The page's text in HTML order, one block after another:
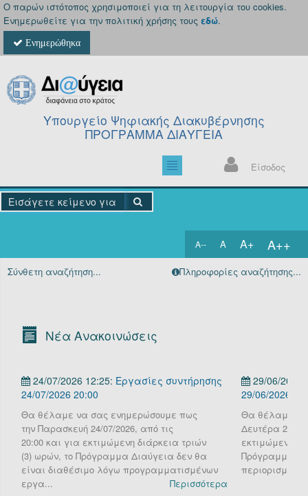
Ο παρών ιστότοπος χρησιμοποιεί για τη λειτουργία του cookies.
Ενημερωθείτε για την πολιτική χρήσης τους εδώ.
Ενημερώθηκα
Υπουργείο Ψηφιακής Διακυβέρνησης
ΠΡΟΓΡΑΜΜΑ ΔΙΑΥΓΕΙΑ
Είσοδος
A-- A A+ A++
Αρχική
Επικοινωνία/Υποστήριξη
Είσοδος
Σύνθετη αναζήτηση... Πληροφορίες αναζήτησης...
Νέα Ανακοινώσεις
24/07/2026 12:25: Εργασίες συντήρησης
24/07/2026 20:00
Θα θέλαμε να σας ενημερώσουμε πως
την Παρασκευή 24/07/2026, από τις
20:00 και για εκτιμώμενη διάρκεια τριών
(3) ωρών, το Πρόγραμμα Διαύγεια δεν θα
είναι διαθέσιμο λόγω προγραμματισμένων
εργα...
Περισσότερα
29/06/2026
29/06/2026
Θα θέλαμε να
Δευτέρα 29
εκτιμώμενη
Πρόγραμμα
περιορισμένη